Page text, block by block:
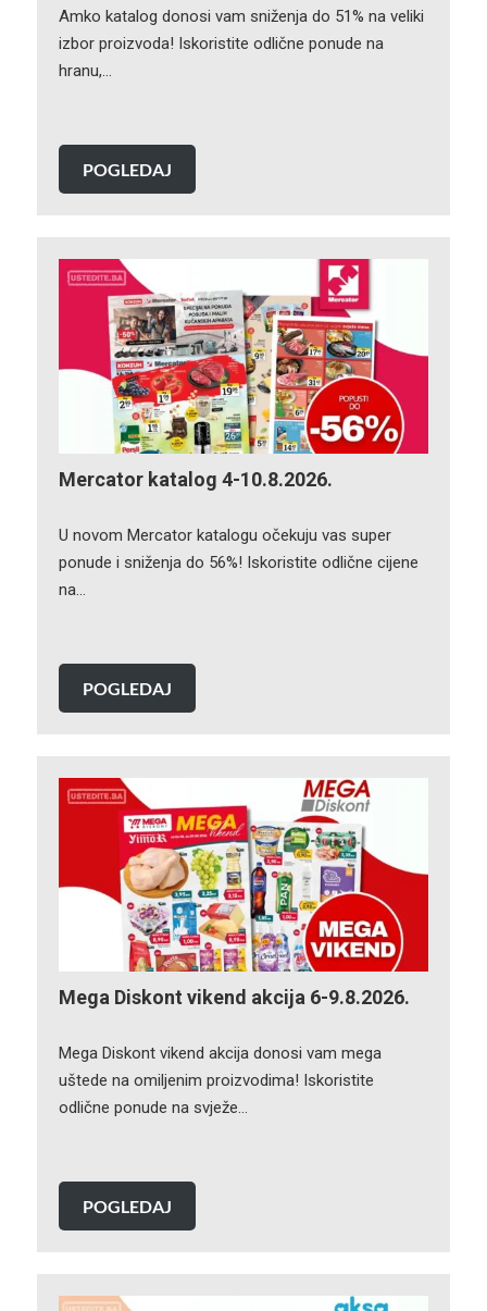
Amko katalog donosi vam sniženja do 51% na veliki
izbor proizvoda! Iskoristite odlične ponude na
hranu,…
POGLEDAJ
Mercator katalog 4-10.8.2026.
U novom Mercator katalogu očekuju vas super
ponude i sniženja do 56%! Iskoristite odlične cijene
na…
POGLEDAJ
Mega Diskont vikend akcija 6-9.8.2026.
Mega Diskont vikend akcija donosi vam mega
uštede na omiljenim proizvodima! Iskoristite
odlične ponude na svježe…
POGLEDAJ